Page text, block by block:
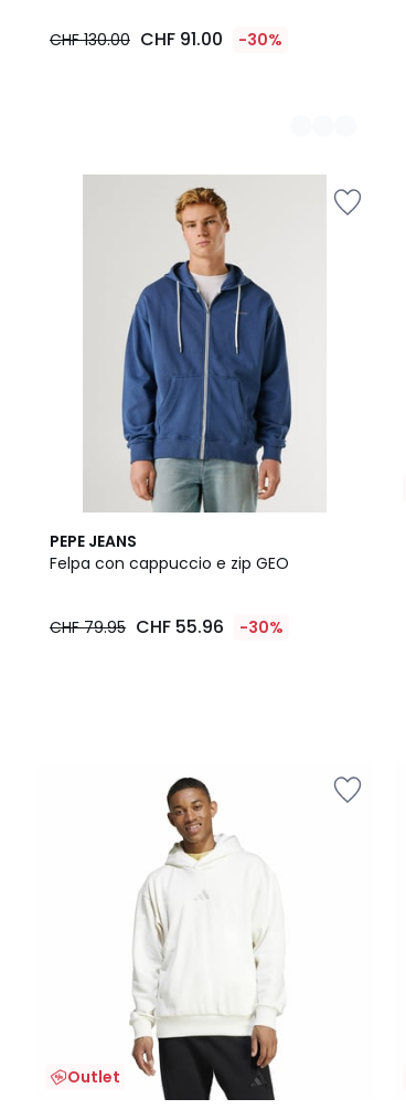
CHF 130.00 CHF 91.00 -30%
PEPE JEANS
Felpa con cappuccio e zip GEO
CHF 79.95 CHF 55.96 -30%
Outlet